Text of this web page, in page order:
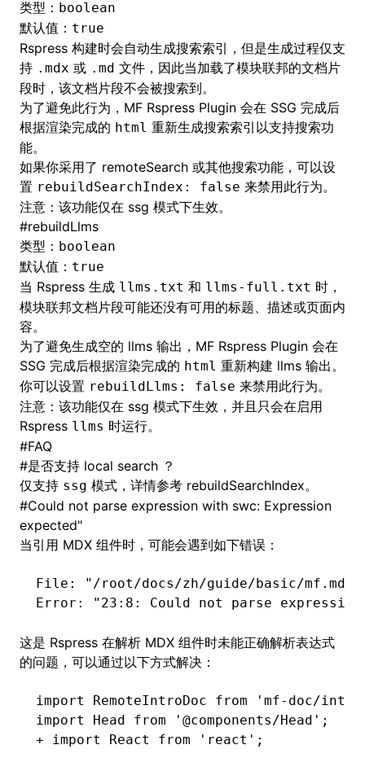
类型： boolean
默认值： true
Rspress 构建时会自动生成搜索索引，但是生成过程仅支
持 .mdx 或 .md 文件，因此当加载了模块联邦的文档片
段时，该文档片段不会被搜索到。
为了避免此行为，MF Rspress Plugin 会在 SSG 完成后
根据渲染完成的 html 重新生成搜索索引以支持搜索功
能。
如果你采用了 remoteSearch 或其他搜索功能，可以设
置 rebuildSearchIndex: false 来禁用此行为。
注意：该功能仅在 ssg 模式下生效。
#rebuildLlms
类型： boolean
默认值： true
当 Rspress 生成 llms.txt 和 llms-full.txt 时，
模块联邦文档片段可能还没有可用的标题、描述或页面内
容。
为了避免生成空的 llms 输出，MF Rspress Plugin 会在
SSG 完成后根据渲染完成的 html 重新构建 llms 输出。
你可以设置 rebuildLlms: false 来禁用此行为。
注意：该功能仅在 ssg 模式下生效，并且只会在启用
Rspress llms 时运行。
#FAQ
#是否支持 local search ？
仅支持 ssg 模式，详情参考 rebuildSearchIndex。
#Could not parse expression with swc: Expression
expected"
当引用 MDX 组件时，可能会遇到如下错误：
File:
"/root/docs/zh/guide/basic/mf.mdx"
Error:
"23:8: Could not parse
这是 Rspress 在解析 MDX 组件时未能正确解析表达式
的问题，可以通过以下方式解决：
import RemoteIntroDoc from 'mf-doc/
import Head from '@components/Head';
+ import React from 'react';